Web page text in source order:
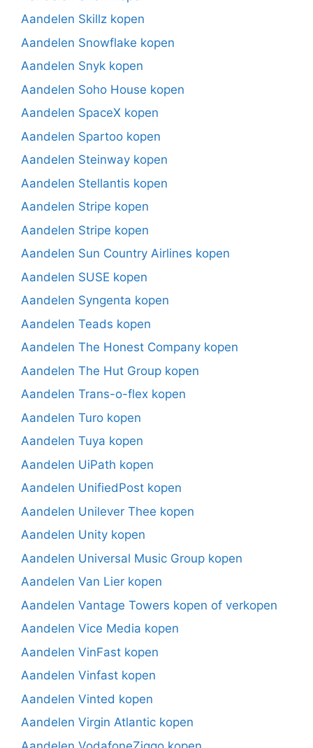
Aandelen Skillz kopen
Aandelen Snowflake kopen
Aandelen Snyk kopen
Aandelen Soho House kopen
Aandelen SpaceX kopen
Aandelen Spartoo kopen
Aandelen Steinway kopen
Aandelen Stellantis kopen
Aandelen Stripe kopen
Aandelen Stripe kopen
Aandelen Sun Country Airlines kopen
Aandelen SUSE kopen
Aandelen Syngenta kopen
Aandelen Teads kopen
Aandelen The Honest Company kopen
Aandelen The Hut Group kopen
Aandelen Trans-o-flex kopen
Aandelen Turo kopen
Aandelen Tuya kopen
Aandelen UiPath kopen
Aandelen UnifiedPost kopen
Aandelen Unilever Thee kopen
Aandelen Unity kopen
Aandelen Universal Music Group kopen
Aandelen Van Lier kopen
Aandelen Vantage Towers kopen of verkopen
Aandelen Vice Media kopen
Aandelen VinFast kopen
Aandelen Vinfast kopen
Aandelen Vinted kopen
Aandelen Virgin Atlantic kopen